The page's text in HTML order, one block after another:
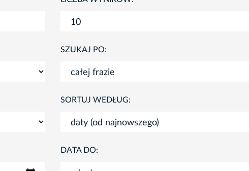
SZUKAJ PO:
SORTUJ WEDŁUG:
DATA DO: